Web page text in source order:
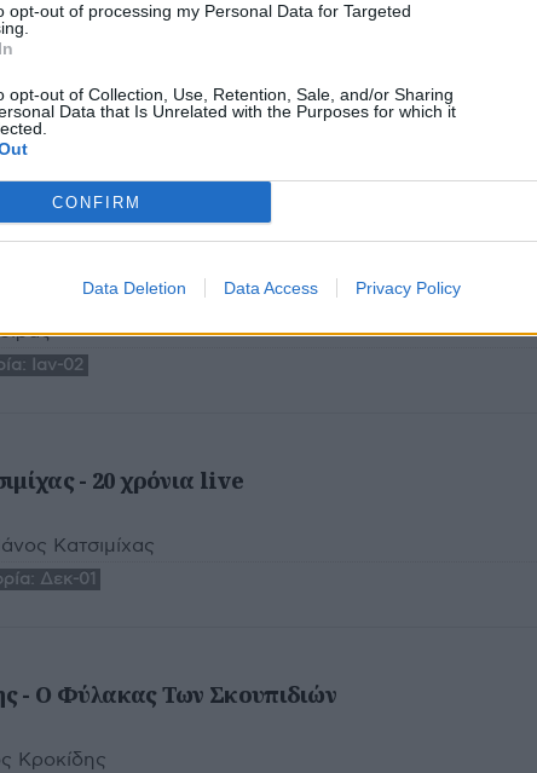
opt-out of processing my Personal Data for Targeted
opt-out of Collection, Use, Retention, Sale, and/or Sharing
Data that Is Unrelated with the Purposes for which it
CONFIRM
Data Deletion Data Access Privacy Policy
Nostra
02
Ιαν-02
- 20 χρόνια live
Κατσιμίχας
Δεκ-01
- Ο Φύλακας Των Σκουπιδιών
Κροκίδης